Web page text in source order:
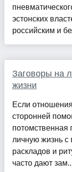
эстонских
российским и
Заговоры на
жизни
Если
сторонней
потомственная
личную жизнь
раскладов и
часто дают